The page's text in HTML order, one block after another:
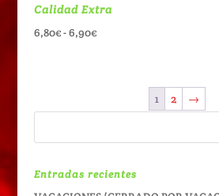
Calidad Extra
6,80€-6,90€Rango
6,90€
1 2 →
Entradas recientes